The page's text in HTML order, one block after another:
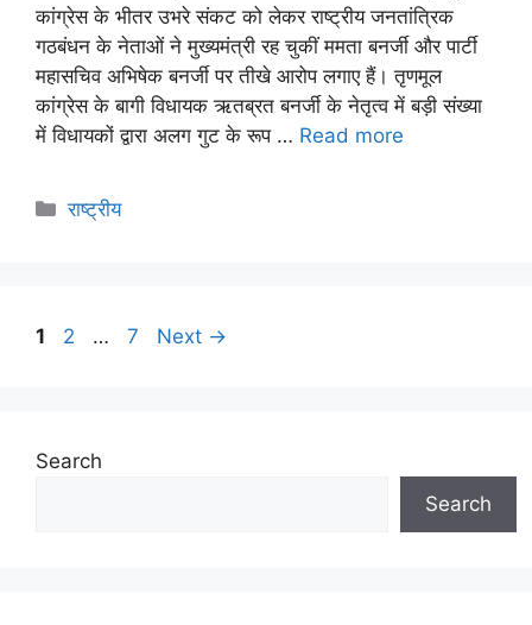
कांग्रेस के भीतर उभरे संकट को लेकर राष्ट्रीय जनतांत्रिक
गठबंधन के नेताओं ने मुख्यमंत्री रह चुकीं ममता बनर्जी और पार्टी
महासचिव अभिषेक बनर्जी पर तीखे आरोप लगाए हैं। तृणमूल
कांग्रेस के बागी विधायक ऋतब्रत बनर्जी के नेतृत्व में बड़ी संख्या
में विधायकों द्वारा अलग गुट के रूप … Read more
राष्ट्रीय
1 2 … 7 Next →
Search
Search